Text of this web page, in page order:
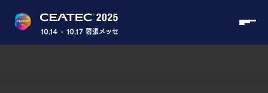
10.14 - 10.17 幕張メッセ